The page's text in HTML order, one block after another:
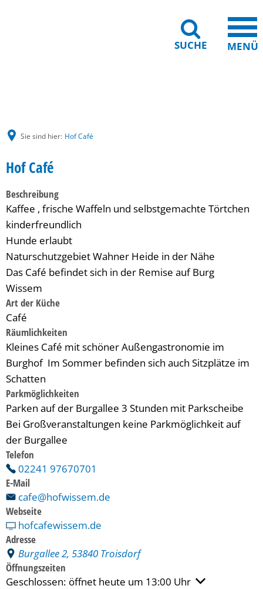
SUCHE MENÜ
Sie sind hier: Hof Café
Hof Café
Beschreibung
Kaffee , frische Waffeln und selbstgemachte Törtchen
kinderfreundlich
Hunde erlaubt
Naturschutzgebiet Wahner Heide in der Nähe
Das Café befindet sich in der Remise auf Burg
Wissem
Art der Küche
Café
Räumlichkeiten
Kleines Café mit schöner Außengastronomie im
Burghof Im Sommer befinden sich auch Sitzplätze im
Schatten
Parkmöglichkeiten
Parken auf der Burgallee 3 Stunden mit Parkscheibe
Bei Großveranstaltungen keine Parkmöglichkeit auf
der Burgallee
Telefon
02241 97670701
E-Mail
cafe@hofwissem.de
Webseite
hofcafewissem.de
Adresse
Burgallee 2, 53840 Troisdorf
Öffnungszeiten
Klicken, um weitere Öffnungs- oder Schließzeiten
Geschlossen: öffnet heute um 13:00 Uhr